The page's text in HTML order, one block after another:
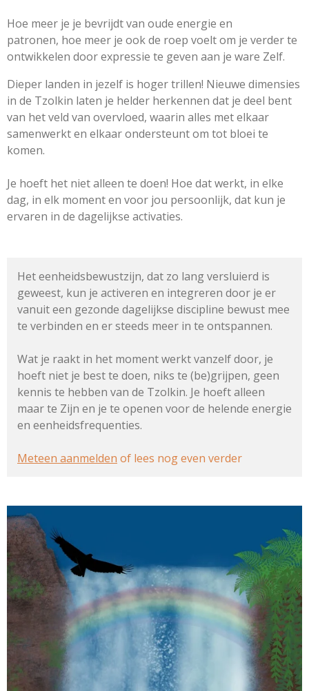
Hoe meer je je bevrijdt van oude energie en
patronen, hoe meer je ook de roep voelt om je verder te
ontwikkelen door expressie te geven aan je ware Zelf.
Dieper landen in jezelf is hoger trillen! Nieuwe dimensies
in de Tzolkin laten je helder herkennen dat je deel bent
van het veld van overvloed, waarin alles met elkaar
samenwerkt en elkaar ondersteunt om tot bloei te
komen.
Je hoeft het niet alleen te doen! Hoe dat werkt, in elke
dag, in elk moment en voor jou persoonlijk, dat kun je
ervaren in de dagelijkse activaties.
Het eenheidsbewustzijn, dat zo lang versluierd is
geweest, kun je activeren en integreren door je er
vanuit een gezonde dagelijkse discipline bewust mee
te verbinden en er steeds meer in te ontspannen.
Wat je raakt in het moment werkt vanzelf door, je
hoeft niet je best te doen, niks te (be)grijpen, geen
kennis te hebben van de Tzolkin. Je hoeft alleen
maar te Zijn en je te openen voor de helende energie
en eenheidsfrequenties.
Meteen aanmelden of lees nog even verder